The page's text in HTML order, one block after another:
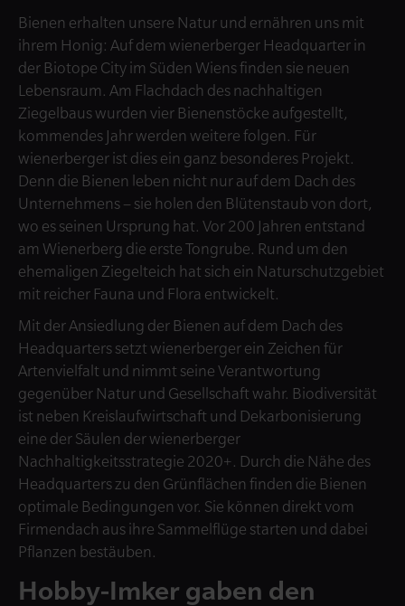
Bienen erhalten unsere Natur und ernähren uns mit
ihrem Honig: Auf dem wienerberger Headquarter in
der Biotope City im Süden Wiens finden sie neuen
Lebensraum. Am Flachdach des nachhaltigen
Ziegelbaus wurden vier Bienenstöcke aufgestellt,
kommendes Jahr werden weitere folgen. Für
wienerberger ist dies ein ganz besonderes Projekt.
Denn die Bienen leben nicht nur auf dem Dach des
Unternehmens – sie holen den Blütenstaub von dort,
wo es seinen Ursprung hat. Vor 200 Jahren entstand
am Wienerberg die erste Tongrube. Rund um den
ehemaligen Ziegelteich hat sich ein Naturschutzgebiet
mit reicher Fauna und Flora entwickelt.
Mit der Ansiedlung der Bienen auf dem Dach des
Headquarters setzt wienerberger ein Zeichen für
Artenvielfalt und nimmt seine Verantwortung
gegenüber Natur und Gesellschaft wahr. Biodiversität
ist neben Kreislaufwirtschaft und Dekarbonisierung
eine der Säulen der wienerberger
Nachhaltigkeitsstrategie 2020+. Durch die Nähe des
Headquarters zu den Grünflächen finden die Bienen
optimale Bedingungen vor. Sie können direkt vom
Firmendach aus ihre Sammelflüge starten und dabei
Pflanzen bestäuben.
Hobby-Imker gaben den